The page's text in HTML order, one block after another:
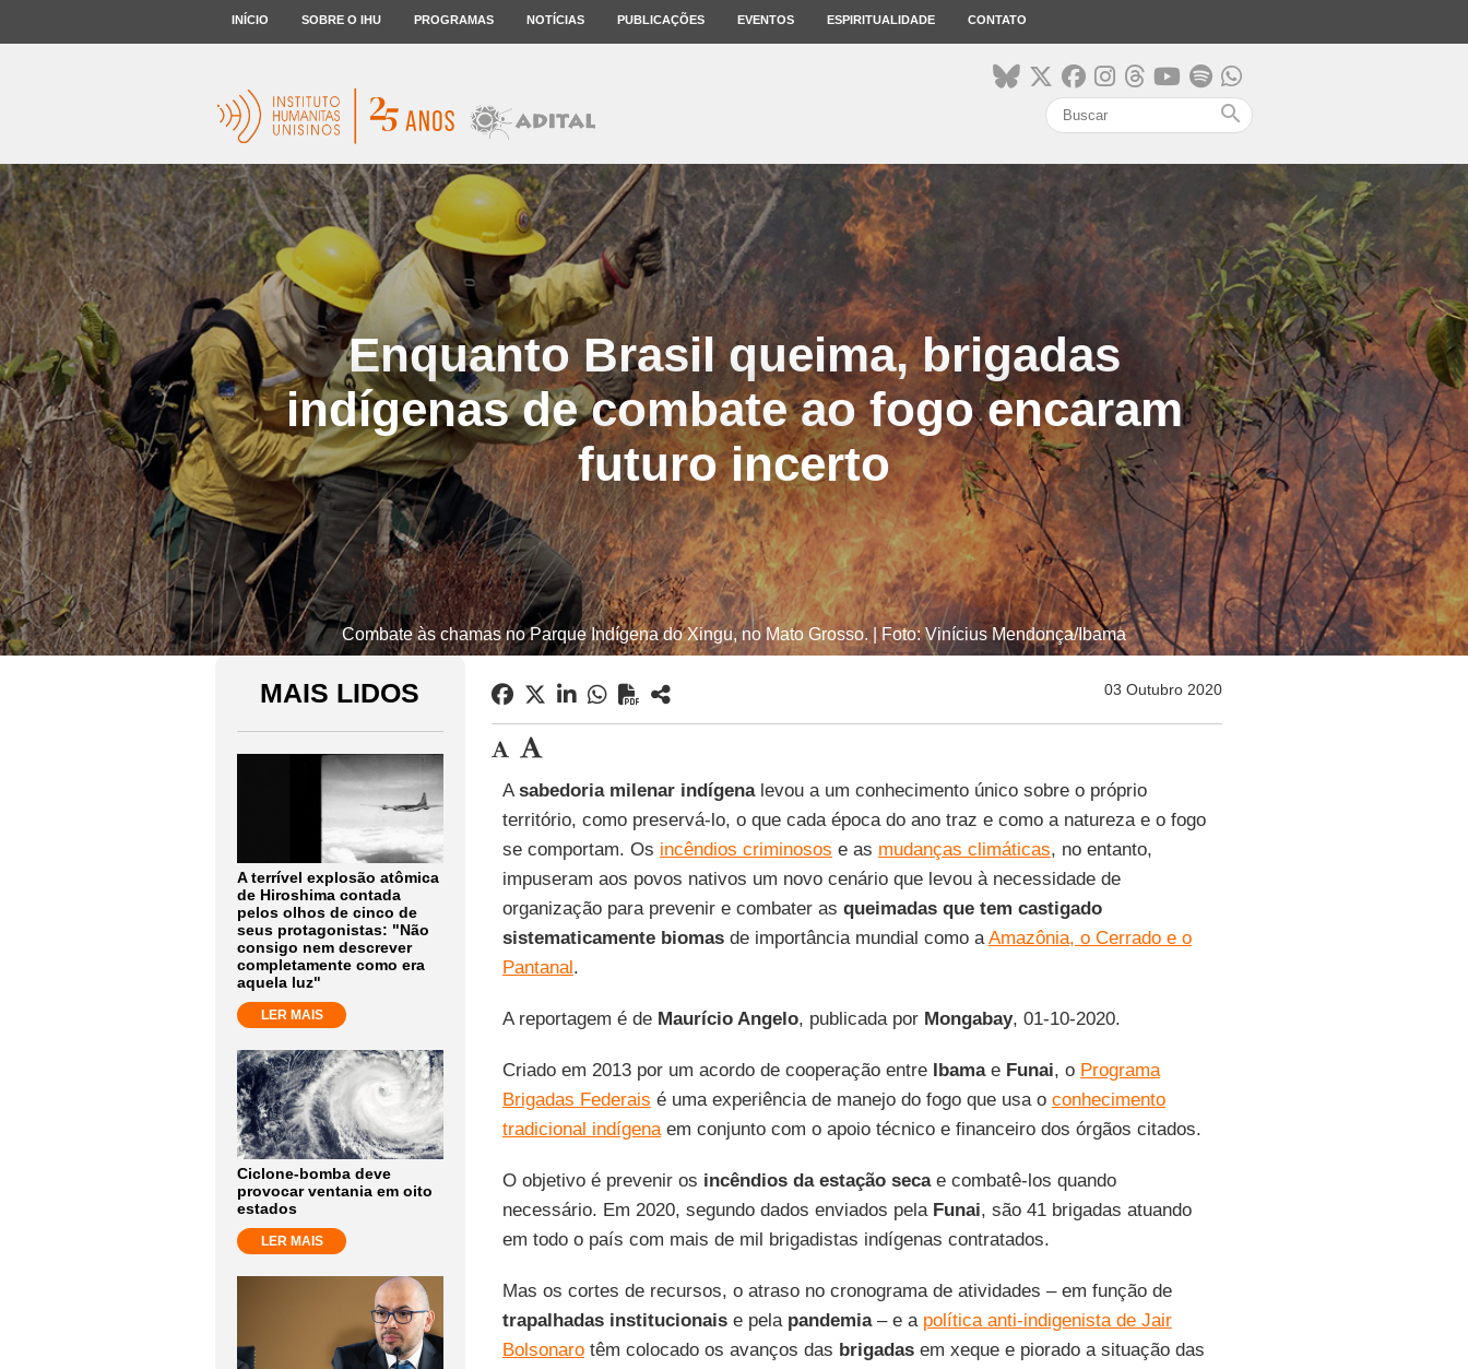
INÍCIO SOBRE O IHU PROGRAMAS NOTÍCIAS PUBLICAÇÕES EVENTOS ESPIRITUALIDADE CONTATO
search
Enquanto Brasil queima, brigadas
indígenas de combate ao fogo encaram
futuro incerto
Combate às chamas no Parque Indígena do Xingu, no Mato Grosso. | Foto: Vinícius Mendonça/Ibama
MAIS LIDOS
A terrível explosão atômica
de Hiroshima contada
pelos olhos de cinco de
seus protagonistas: "Não
consigo nem descrever
completamente como era
aquela luz"
LER MAIS
Ciclone-bomba deve
provocar ventania em oito
estados
LER MAIS
03 Outubro 2020
Asabedoria milenar indígenalevou a um conhecimento único sobre o próprio
território, como preservá-lo, o que cada época do ano traz e como a natureza e o fogo
se comportam. Os incêndios criminosos e as mudanças climáticas, no entanto,
impuseram aos povos nativos um novo cenário que levou à necessidade de
organização para prevenir e combater as queimadas que tem castigado
sistematicamente biomasde importância mundial como aAmazônia, o Cerrado e o
Pantanal.
A reportagem é de Maurício Angelo, publicada por Mongabay, 01-10-2020.
Criado em 2013 por um acordo de cooperação entre Ibamae Funai, o Programa
Brigadas Federais é uma experiência de manejo do fogo que usa o conhecimento
tradicional indígenaem conjunto com o apoio técnico e financeiro dos órgãos citados.
O objetivo é prevenir os incêndios da estação secae combatê-los quando
necessário. Em 2020, segundo dados enviados pela Funai, são 41 brigadas atuando
em todo o país com mais de mil brigadistas indígenas contratados.
Mas os cortes de recursos, o atraso no cronograma de atividades – em função de
trapalhadas institucionaise pela pandemia– e a política anti-indigenista de Jair
Bolsonarotêm colocado os avanços das brigadasem xeque e piorado a situação das